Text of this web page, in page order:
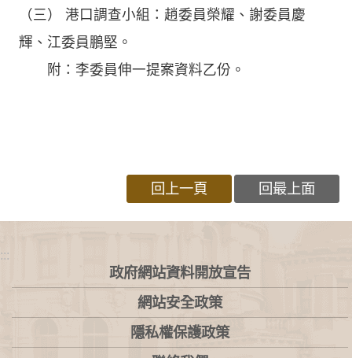
（三） 港口調查小組：趙委員榮耀、謝委員慶
輝、江委員鵬堅。
附：李委員伸一提案資料乙份。
回上一頁 回最上面
:::
政府網站資料開放宣告
網站安全政策
隱私權保護政策